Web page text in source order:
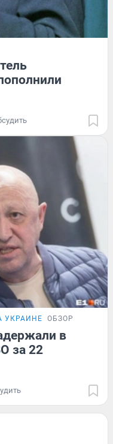
УКРАИНЕ ОБЗОР
в
за 22